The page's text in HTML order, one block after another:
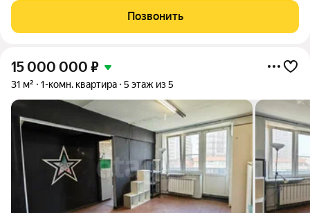
"муки творчества" с ремонтом и строительными бригадами,
вас очарует квартира,
Позвонить
15 000 000 ₽
31 м² 1-комн. квартира 5 этаж из 5